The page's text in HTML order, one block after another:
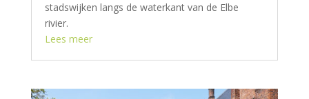
stadswijken langs de waterkant van de Elbe
rivier.
Lees meer